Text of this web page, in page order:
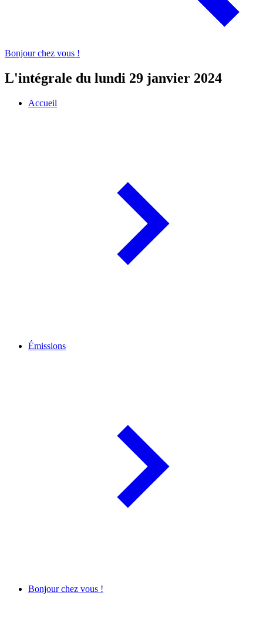
Bonjour chez vous !
L'intégrale du lundi 29 janvier 2024
Accueil
Émissions
Bonjour chez vous !